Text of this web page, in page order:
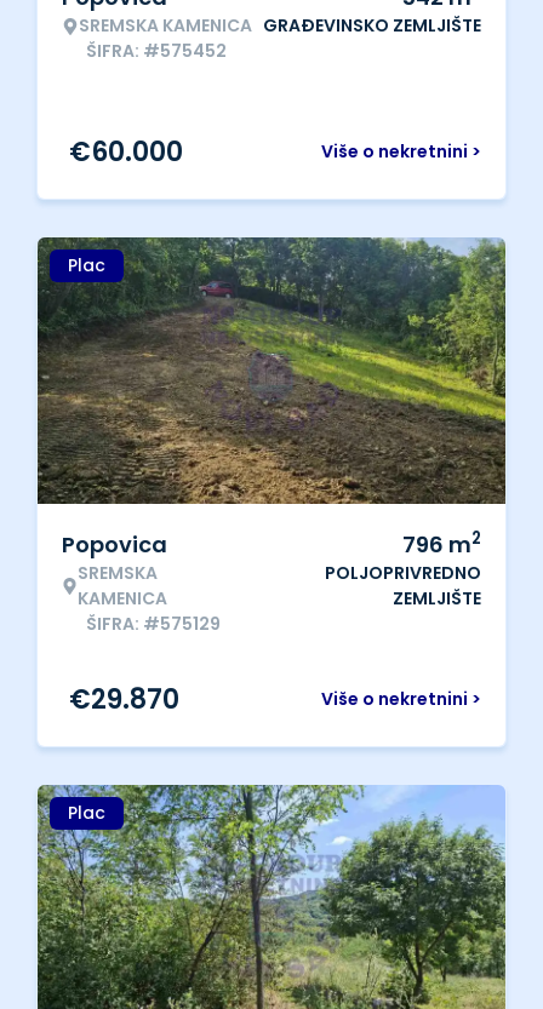
SREMSKA KAMENICA
ŠIFRA: #575452
GRAĐEVINSKO ZEMLJIŠTE
Više o nekretnini >
€60.000
Plac
Popovica
SREMSKA
KAMENICA
ŠIFRA: #575129
796 m2
POLJOPRIVREDNO
ZEMLJIŠTE
Više o nekretnini >
€29.870
Plac